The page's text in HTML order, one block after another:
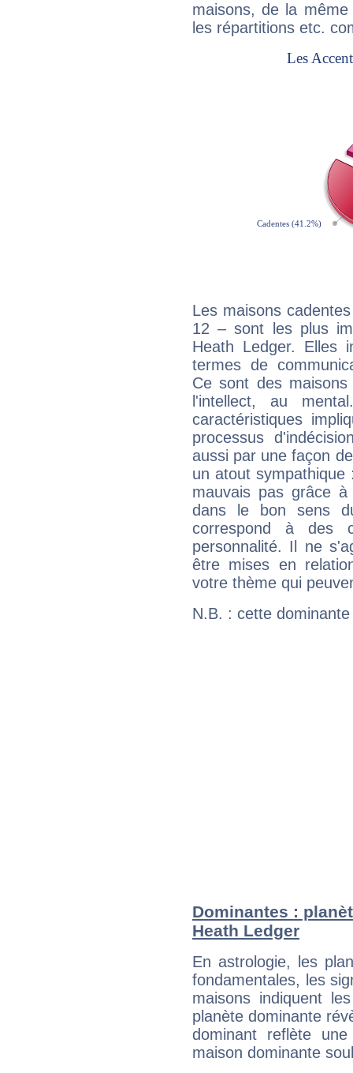
maisons, de la
les répartitions etc.
Les maisons
12 – sont les plus
Heath Ledger. Elles
termes de
Ce sont des
l'intellect, au
caractéristiques
processus
aussi par une façon
un atout
mauvais pas grâce
dans le bon sens
correspond à des
personnalité. Il ne
être mises en
votre thème qui
N.B. : cette
Dominantes :
Heath Ledger
En astrologie, les
fondamentales, les
maisons indiquent
planète dominante
dominant reflète
maison dominante